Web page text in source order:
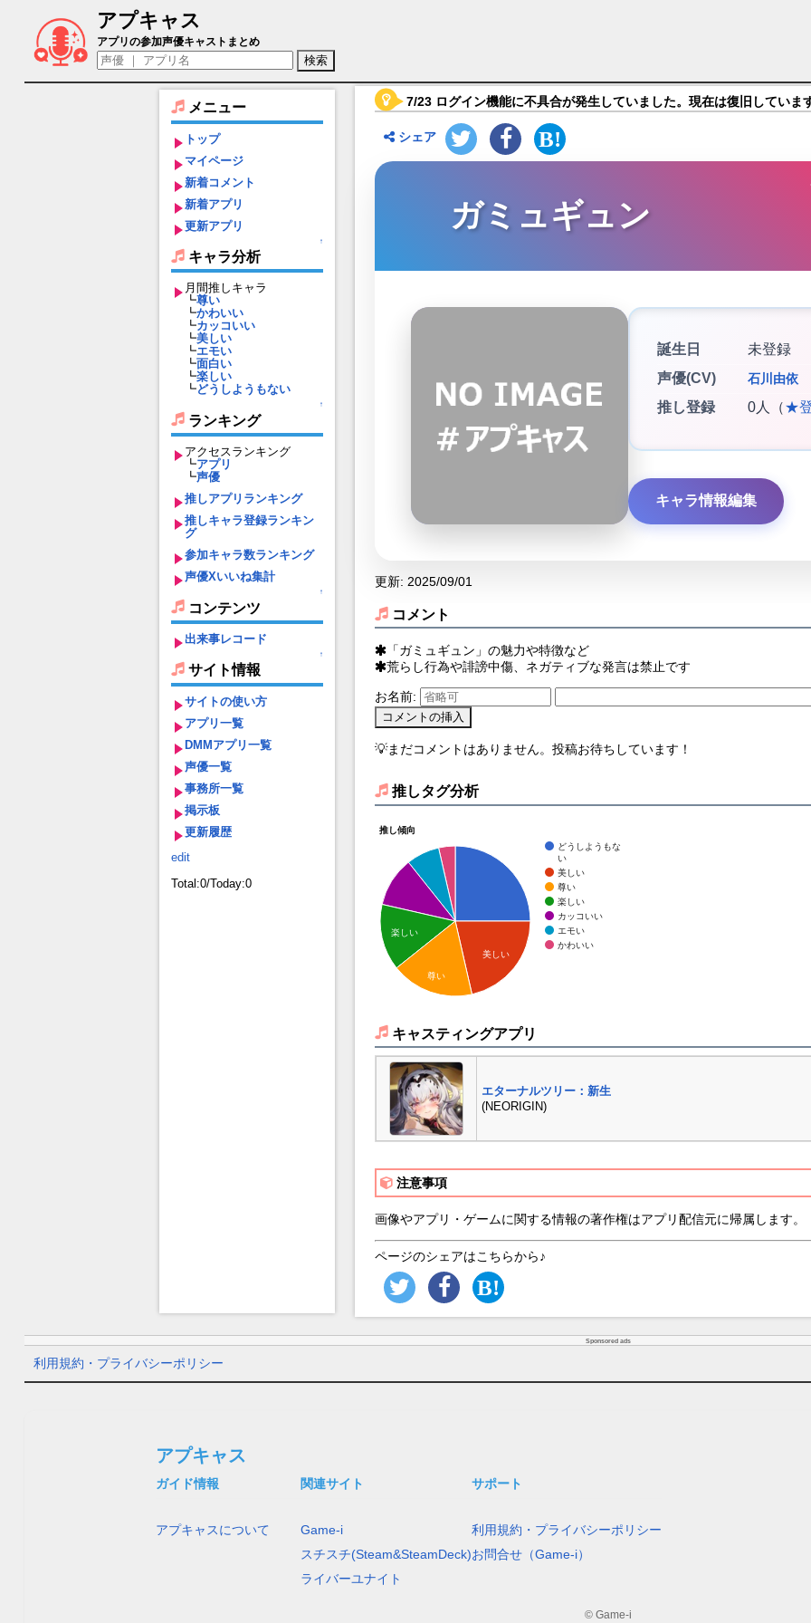
アプキャス
ガミュギュン（声優：石川由依)【エターナルツリー：新生】キャラ紹介
アプリの参加声優キャストまとめ
メニュー
トップ
マイページ
新着コメント
新着アプリ
更新アプリ
↑
キャラ分析
月間推しキャラ
┗尊い
┗かわいい
┗カッコいい
┗美しい
┗エモい
┗面白い
┗楽しい
┗どうしようもない
↑
ランキング
アクセスランキング
┗アプリ
┗声優
推しアプリランキング
推しキャラ登録ランキン
グ
参加キャラ数ランキング
声優Xいいね集計
↑
コンテンツ
出来事レコード
↑
サイト情報
サイトの使い方
アプリ一覧
DMMアプリ一覧
声優一覧
事務所一覧
掲示板
更新履歴
edit
Total:0/Today:0
7/23 ログイン機能に不具合が発生していました。現在は復旧していま
シェア
ガミュギュン
誕生日
未登録
声優(CV)
石川由依
推し登録 0人（★
キャラ情報編集
更新: 2025/09/01
コメント
「ガミュギュン」の魅力や特徴など
荒らし行為や誹謗中傷、ネガティブな発言は禁止です
お名前:
💡まだコメントはありません。投稿お待ちしています！
推しタグ分析
推し傾向
どうしようもな
い
美しい
尊い
楽しい
カッコいい
エモい
かわいい
美しい
楽しい
尊い
キャスティングアプリ
エターナルツリー：新生
(NEORIGIN)
注意事項
画像やアプリ・ゲームに関する情報の著作権はアプリ配信元に帰属します。
ページのシェアはこちらから♪
Sponsored ads
利用規約・プライバシーポリシー
アプキャス
ガイド情報
アプキャスについて
関連サイト
Game-i
スチスチ(Steam&SteamDeck)
ライバーユナイト
サポート
利用規約・プライバシーポリシー
お問合せ（Game-i）
© Game-i